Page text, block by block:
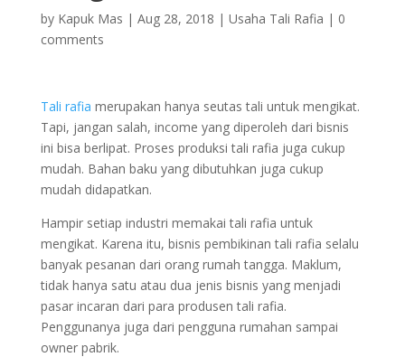
by Kapuk Mas | Aug 28, 2018 | Usaha Tali Rafia | 0
comments
Tali rafia merupakan hanya seutas tali untuk mengikat.
Tapi, jangan salah, income yang diperoleh dari bisnis
ini bisa berlipat. Proses produksi tali rafia juga cukup
mudah. Bahan baku yang dibutuhkan juga cukup
mudah didapatkan.
Hampir setiap industri memakai tali rafia untuk
mengikat. Karena itu, bisnis pembikinan tali rafia selalu
banyak pesanan dari orang rumah tangga. Maklum,
tidak hanya satu atau dua jenis bisnis yang menjadi
pasar incaran dari para produsen tali rafia.
Penggunanya juga dari pengguna rumahan sampai
owner pabrik.